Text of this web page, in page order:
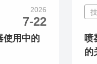
、样品准备与
适用于湿法测
其
测
光
2026
7-22
使用中的
喷
的